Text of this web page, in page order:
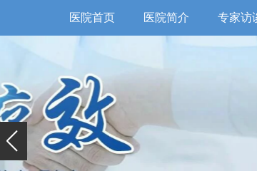
医院首页 医院简介 专家访